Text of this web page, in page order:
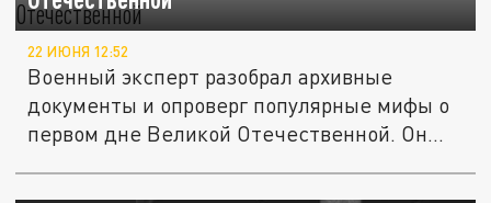
22 ИЮНЯ 12:52
Военный эксперт разобрал архивные
документы и опроверг популярные мифы о
первом дне Великой Отечественной. Он...